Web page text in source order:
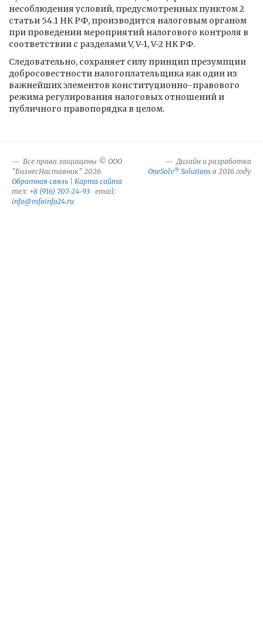
несоблюдения условий, предусмотренных пунктом 2
статьи 54.1 НК РФ, производится налоговым органом
при проведении мероприятий налогового контроля в
соответствии с разделами V, V-1, V-2 НК РФ.
Следовательно, сохраняет силу принцип презумпции
добросовестности налогоплательщика как один из
важнейших элементов конституционно-правового
режима регулирования налоговых отношений и
публичного правопорядка в целом.
Все права защищены © ООО
"БизнесНаставник" 2026
Обратная связь
Карта сайта
тел: +8 (916) 707-24-93 email:
info@mfoinfo24.ru
Дизайн и разработка
OneSolv® Solutions в 2016 году